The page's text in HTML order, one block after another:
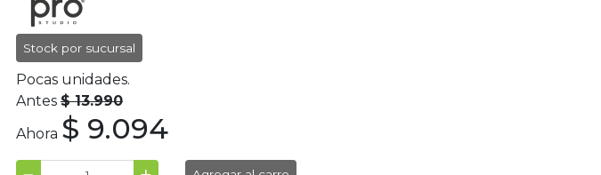
Stock por sucursal
Pocas unidades.
Antes $ 13.990
Ahora $ 9.094